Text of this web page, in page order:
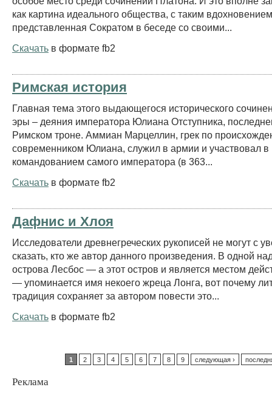
как картина идеального общества, с таким вдохновением
представленная Сократом в беседе со своими...
Скачать в формате fb2
Римская история
Главная тема этого выдающегося исторического
эры – деяния императора Юлиана Отступника,
Римском троне. Аммиан Марцеллин, грек по
современником Юлиана, служил в армии и участвовал в
командованием самого императора (в 363...
Скачать в формате fb2
Дафнис и Хлоя
Исследователи древнегреческих рукописей не могут с
сказать, кто же автор данного произведения. В одной
острова Лесбос — а этот остров и является местом
— упоминается имя некоего жреца Лонга, вот почему
традиция сохраняет за автором повести это...
Скачать в формате fb2
1 2 3 4 5 6 7 8 9 следующая ›
Реклама